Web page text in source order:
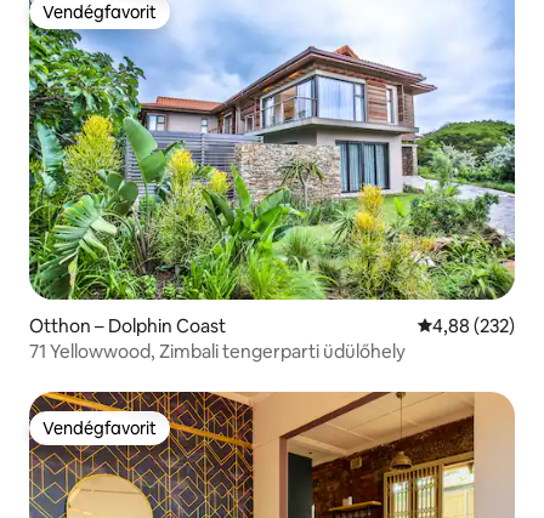
Vendégfavorit
Vendégfavorit
Otthon – Dolphin Coast Átlagos
4,88 (232)
71 Yellowwood, Zimbali tengerparti üdülőhely
Vendégfavorit
Vendégfavorit